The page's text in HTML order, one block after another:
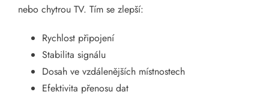
nebo chytrou TV. Tím se zlepší:
Rychlost připojení
Stabilita signálu
Dosah ve vzdálenějších místnostech
Efektivita přenosu dat